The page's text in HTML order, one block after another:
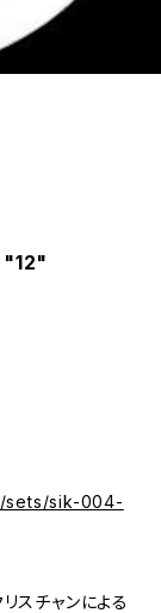
sets/sik-004-
チャンによる